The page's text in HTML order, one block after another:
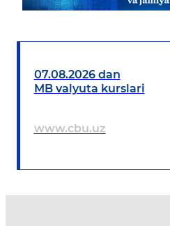
07.08.2026 dan
MB valyuta kurslari
www.cbu.uz